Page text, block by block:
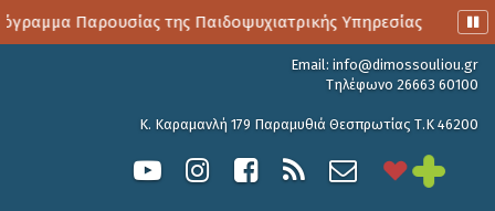
Παρουσίας της Παιδοψυχιατρικής Υπηρεσίας
Email: info@dimossouliou.gr
Τηλέφωνο 26663 60100
Κ. Καραμανλή 179 Παραμυθιά Θεσπρωτίας Τ.Κ 46200